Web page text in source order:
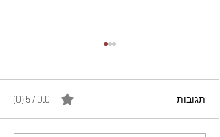
תגובות 0.0 / 5 ‏(0)